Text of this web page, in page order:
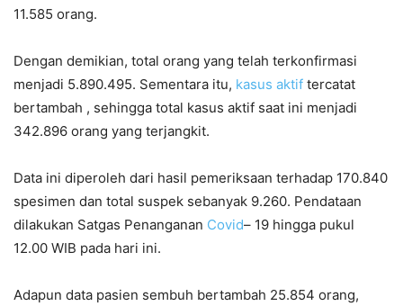
11.585 orang.
Dengan demikian, total orang yang telah terkonfirmasi
menjadi 5.890.495. Sementara itu, kasus aktif tercatat
bertambah , sehingga total kasus aktif saat ini menjadi
342.896 orang yang terjangkit.
Data ini diperoleh dari hasil pemeriksaan terhadap 170.840
spesimen dan total suspek sebanyak 9.260. Pendataan
dilakukan Satgas Penanganan Covid– 19 hingga pukul
12.00 WIB pada hari ini.
Adapun data pasien sembuh bertambah 25.854 orang,